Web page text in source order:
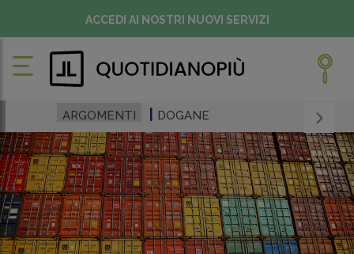
ACCEDI AI NOSTRI NUOVI SERVIZI
ARGOMENTI DOGANE